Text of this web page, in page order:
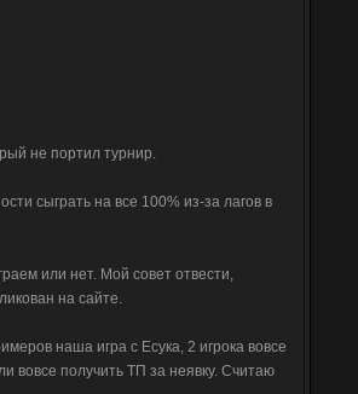
не портил турнир.
сыграть на все 100% из-за лагов в
или нет. Мой совет отвести,
на сайте.
наша игра с Есука, 2 игрока вовсе
вовсе получить ТП за неявку. Считаю